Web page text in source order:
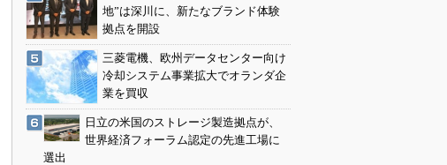
地”は深川に、新たなブランド体験
拠点を開設
三菱電機、欧州データセンター向け
冷却システム事業拡大でオランダ企
業を買収
日立の米国のストレージ製造拠点が、
世界経済フォーラム認定の先進工場に
選出